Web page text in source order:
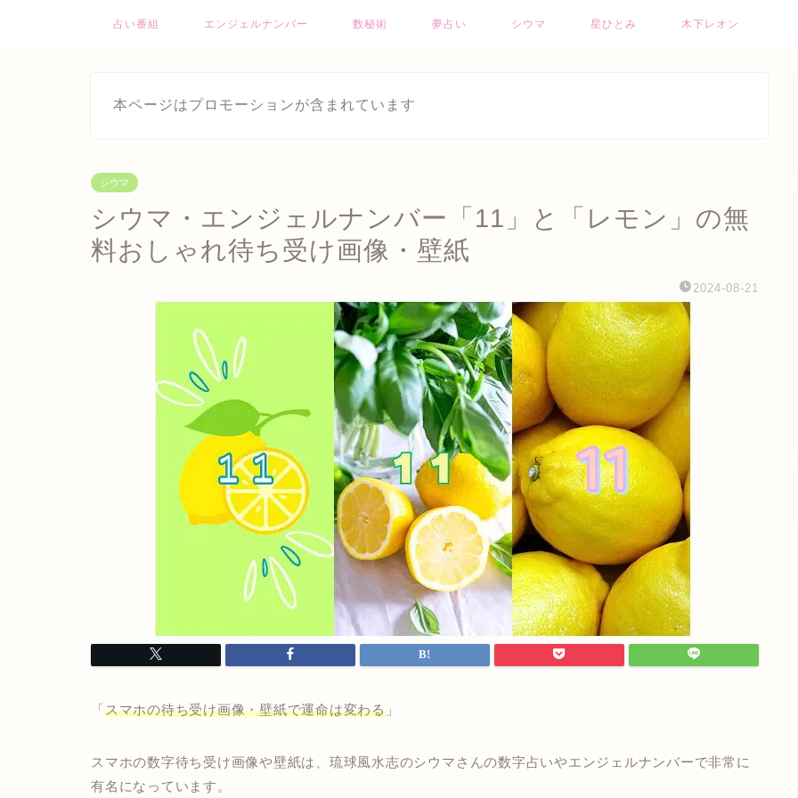
占い番組 エンジェルナンバー 数秘術 夢占い シウマ 星ひとみ 木下レオン
本ページはプロモーションが含まれています
シウマ
シウマ・エンジェルナンバー「11」と「レモン」の無
料おしゃれ待ち受け画像・壁紙
2024-08-21
「スマホの待ち受け画像・壁紙で運命は変わる」
スマホの数字待ち受け画像や壁紙は、琉球風水志のシウマさんの数字占いやエンジェルナンバーで非常に
有名になっています。